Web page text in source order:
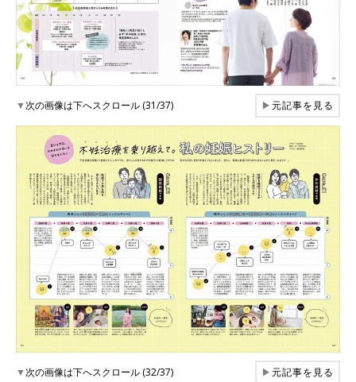
▼次の画像は下へスクロール (31/37) ▶元記事を見る
▼次の画像は下へスクロール (32/37) ▶元記事を見る